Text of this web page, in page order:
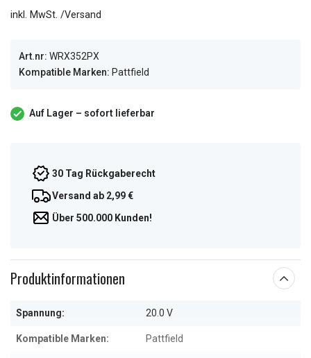
inkl. MwSt. /Versand
Art.nr: WRX352PX
Kompatible Marken: Pattfield
Auf Lager – sofort lieferbar
30 Tag Rückgaberecht
Versand ab 2,99 €
Über 500.000 Kunden!
Produktinformationen
Spannung: 20.0 V
Kompatible Marken: Pattfield